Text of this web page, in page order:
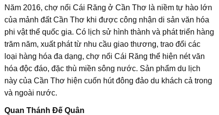
Năm 2016, chợ nổi Cái Răng ở Cần Thơ là niềm tự hào lớn
của mảnh đất Cần Thơ khi được công nhận di sản văn hóa
phi vật thể quốc gia. Có lịch sử hình thành và phát triển hàng
trăm năm, xuất phát từ nhu cầu giao thương, trao đổi các
loại hàng hóa đa dạng, chợ nổi Cái Răng thể hiện nét văn
hóa độc đáo, đặc thù miền sông nước. Sản phẩm du lịch
này của Cần Thơ hiện cuốn hút đông đảo du khách cả trong
và ngoài nước.
Quan Thánh Đế Quân